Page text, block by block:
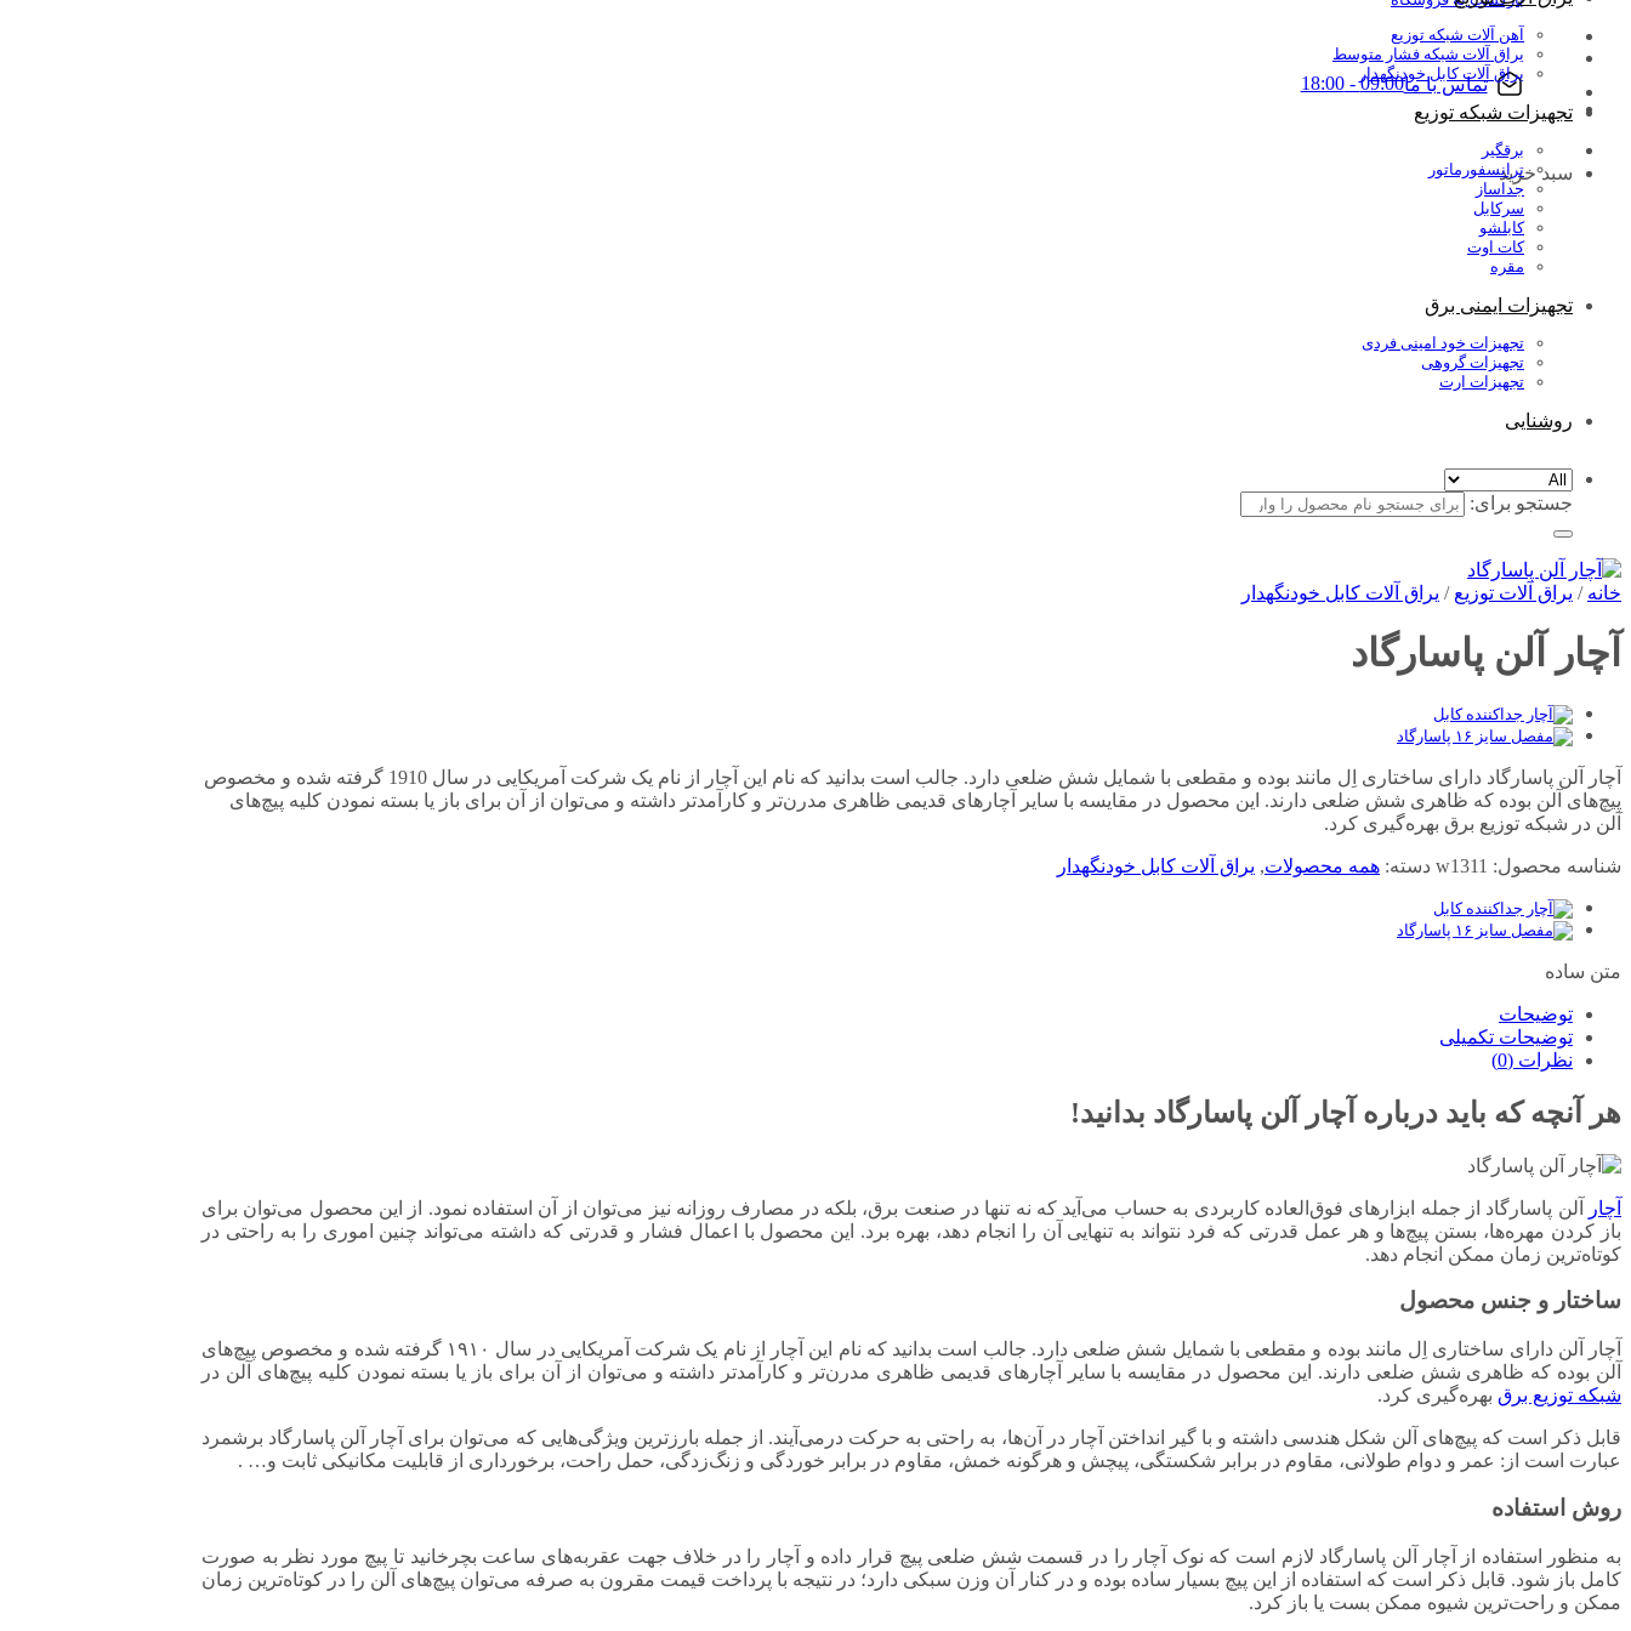
تماس با ما09:00 - 18:00
سبد خرید
آهن آلات شبکه توزیع
یراق آلات شبکه فشار متوسط
یراق آلات کابل خودنگهدار
تجهیزات شبکه توزیع
برقگیر
ترانسفورماتور
جداساز
سرکابل
کابلشو
کات اوت
مقره
تجهیزات ایمنی برق
تجهیزات خود امینی فردی
تجهیزات گروهی
تجهیزات ارت
روشنایی
جستجو برای:
خانه / یراق آلات توزیع / یراق آلات کابل خودنگهدار
آچار آلن پاسارگاد
آچار آلن پاسارگاد دارای ساختاری اِل مانند بوده و مقطعی با شمایل شش ضلعی دارد. جالب است بدانید که نام این آچار از نام یک شرکت آمریکایی در سال 1910 گرفته شده و مخصوص
پیچ‌های آلن بوده که ظاهری شش ضلعی دارند. این محصول در مقایسه با سایر آچارهای قدیمی ظاهری مدرن‌تر و کارآمدتر داشته و می‌توان از آن برای باز یا بسته نمودن کلیه پیچ‌های
آلن در شبکه توزیع برق بهره‌گیری کرد.
شناسه محصول: w1311 دسته: همه محصولات, یراق آلات کابل خودنگهدار
متن ساده
توضیحات
توضیحات تکمیلی
نظرات (0)
هر آنچه که باید درباره آچار آلن پاسارگاد بدانید!
آچار
آلن پاسارگاد از جمله ابزارهای فوق‌العاده کاربردی به حساب می‌آید که نه تنها در صنعت برق، بلکه در مصارف روزانه نیز می‌توان از آن استفاده نمود. از این محصول می‌توان برای
باز کردن مهره‌ها، بستن پیچ‌ها و هر عمل قدرتی که فرد نتواند به تنهایی آن را انجام دهد، بهره برد. این محصول با اعمال فشار و قدرتی که داشته می‌تواند چنین اموری را به راحتی در
کوتاه‌ترین زمان ممکن انجام دهد.
ساختار و جنس محصول
آچار آلن دارای ساختاری اِل مانند بوده و مقطعی با شمایل شش ضلعی دارد. جالب است بدانید که نام این آچار از نام یک شرکت آمریکایی در سال ۱۹۱۰ گرفته شده و مخصوص پیچ‌های
آلن بوده که ظاهری شش ضلعی دارند. این محصول در مقایسه با سایر آچارهای قدیمی ظاهری مدرن‌تر و کارآمدتر داشته و می‌توان از آن برای باز یا بسته نمودن کلیه پیچ‌های آلن در
شبکه توزیع برق بهره‌گیری کرد.
قابل ذکر است که پیچ‌های آلن شکل هندسی داشته و با گیر انداختن آچار در آن‌ها، به راحتی به حرکت درمی‌آیند. از جمله بارزترین ویژگی‌هایی که می‌توان برای آچار آلن پاسارگاد برشمرد
عبارت است از: عمر و دوام طولانی، مقاوم در برابر شکستگی، پیچش و هرگونه خمش، مقاوم در برابر خوردگی و زنگ‌زدگی، حمل راحت، برخورداری از قابلیت مکانیکی ثابت و… .
روش استفاده
به منظور استفاده از آچار آلن پاسارگاد لازم است که نوک آچار را در قسمت شش ضلعی پیچ قرار داده و آچار را در خلاف جهت عقربه‌های ساعت بچرخانید تا پیچ مورد نظر به صورت
کامل باز شود. قابل ذکر است که استفاده از این پیچ بسیار ساده بوده و در کنار آن وزن سبکی دارد؛ در نتیجه با پرداخت قیمت مقرون به صرفه می‌توان پیچ‌های آلن را در کوتاه‌ترین زمان
ممکن و راحت‌ترین شیوه ممکن بست یا باز کرد.